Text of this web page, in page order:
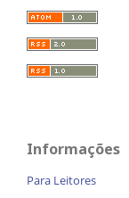
Informações
Para Leitores